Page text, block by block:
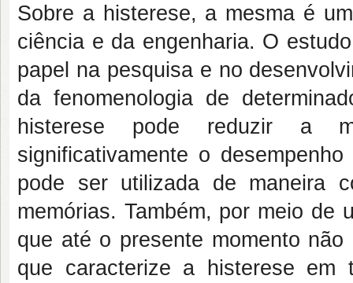
Sobre a histerese, a mesma é
ciência e da engenharia. O
papel na pesquisa e no
da fenomenologia de
histerese pode reduzir a
significativamente o
pode ser utilizada de maneira
memórias. Também, por meio de
que até o presente momento
que caracterize a histerese em